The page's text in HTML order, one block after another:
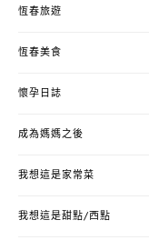
恆春旅遊
恆春美食
懷孕日誌
成為媽媽之後
我想這是家常菜
我想這是甜點/西點